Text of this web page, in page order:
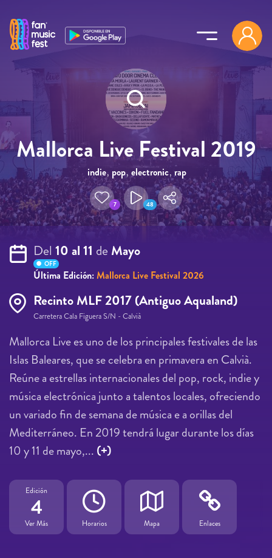
Mallorca Live Festival 2019
indie, pop, electronic, rap
7 48
Del 10 al 11 de Mayo
OFF
Última Edición:Mallorca Live Festival 2026
Recinto MLF 2017 (Antiguo Aqualand)
Carretera Cala Figuera S/N - Calvià
Mallorca Live es uno de los principales festivales de las
Islas Baleares, que se celebra en primavera en Calvià.
Reúne a estrellas internacionales del pop, rock, indie y
música electrónica junto a talentos locales, ofreciendo
un variado fin de semana de música e a orillas del
Mediterráneo. En 2019 tendrá lugar durante los días
10 y 11 de mayo,... (+)
Edición
4
Ver Más Horarios Mapa Enlaces